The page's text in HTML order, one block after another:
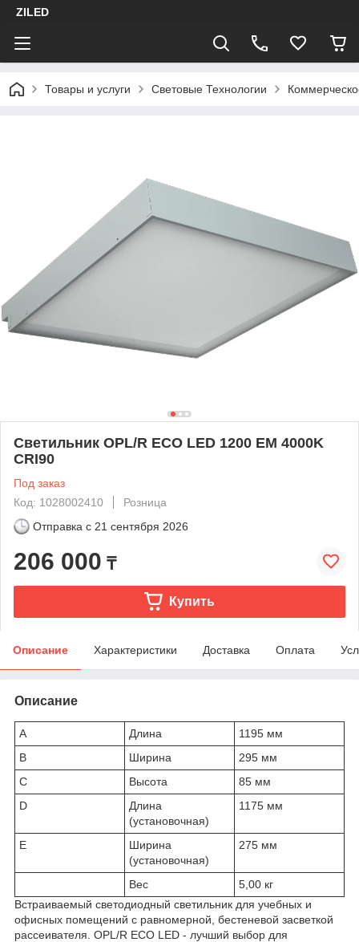
ZILED
Товары и услуги Световые Технологии
Светильник OPL/R ECO LED 1200 EM 4000K
CRI90
Под заказ
Код: 1028002410
Розница
Отправка с 21 сентября 2026
206 000 ₸
Купить
Описание Характеристики Доставка Оплата
Описание
A Длина
1195 мм
B
Ширина
295 мм
C
Высота
85 мм
D
Длина
(установочная)
1175 мм
E
Ширина
(установочная)
275 мм
Вес
5,00 кг
Встраиваемый светодиодный светильник для учебных и
офисных помещений с равномерной, бестеневой засветкой
рассеивателя. OPL/R ECO LED - лучший выбор для